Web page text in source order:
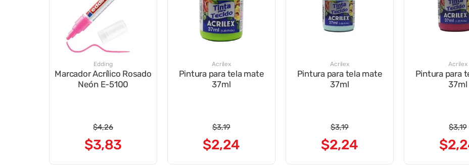
Edding
Marcador Acrílico Rosado
Neón E-5100
$4,26
$3,83
Acrilex
Pintura para tela mate
37ml
$3,19
$2,24
Acrilex
Pintura para tela mate
37ml
$3,19
$2,24
Acrilex
Pintura para
37ml
$3,19
$2,